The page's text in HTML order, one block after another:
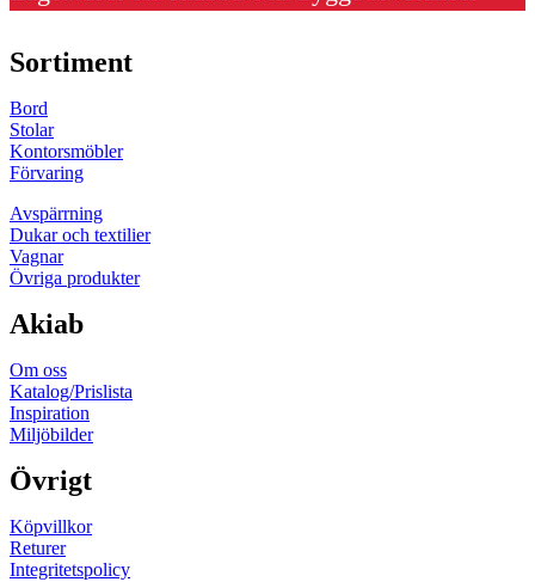
Sortiment
Bord
Stolar
Kontorsmöbler
Förvaring
Avspärrning
Dukar och textilier
Vagnar
Övriga produkter
Akiab
Om oss
Katalog/Prislista
Inspiration
Miljöbilder
Övrigt
Köpvillkor
Returer
Integritetspolicy